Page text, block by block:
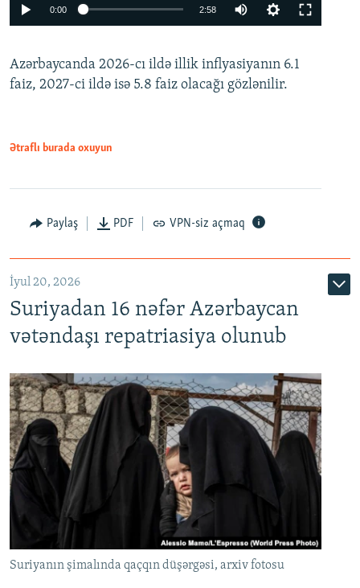
Auto
0:00 2:58
360p
480p
Azərbaycanda 2026-cı ildə illik inflyasiyanın 6.1
faiz, 2027-ci ildə isə 5.8 faiz olacağı gözlənilir.
Ətraflı burada oxuyun
Paylaş PDF VPN-siz açmaq
İyul 20, 2026
Suriyadan 16 nəfər Azərbaycan
vətəndaşı repatriasiya olunub
Suriyanın şimalında qaçqın düşərgəsi, arxiv fotosu